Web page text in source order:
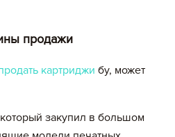
продажи
картриджи бу, может
закупил в большом